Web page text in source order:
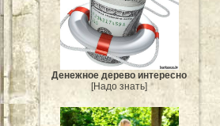
Денежное дерево интересно
[Надо знать]